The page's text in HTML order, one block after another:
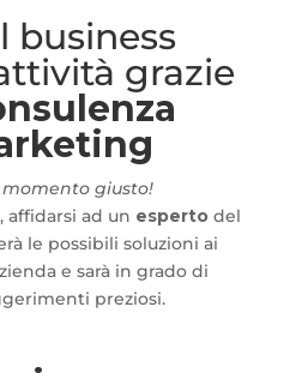
business
grazie
giusto!
affidarsi ad un espertodel
le possibili soluzioni ai
e sarà in grado di
preziosi.